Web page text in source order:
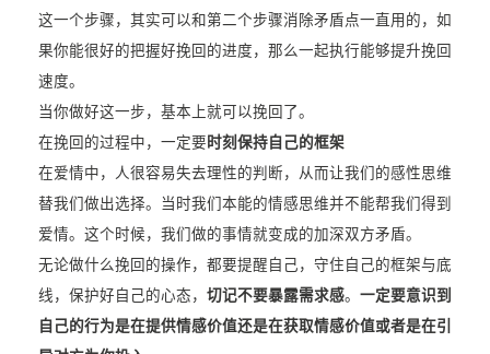
这一个步骤，其实可以和第二个步骤消除矛盾点一直用的，如
果你能很好的把握好挽回的进度，那么一起执行能够提升挽回
速度。
当你做好这一步，基本上就可以挽回了。
在挽回的过程中，一定要 时刻保持自己的框架
在爱情中，人很容易失去理性的判断，从而让我们的感性思维
替我们做出选择。当时我们本能的情感思维并不能帮我们得到
爱情。这个时候，我们做的事情就变成的加深双方矛盾。
无论做什么挽回的操作，都要提醒自己，守住自己的框架与底
线，保护好自己的心态， 切记不要暴露需求感。 一定要意识到
自己的行为是在提供情感价值还是在获取情感价值或者是在引